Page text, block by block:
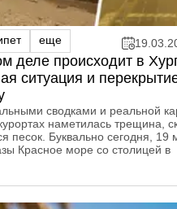
еще
деле происходит в
ситуация и
сводками и реальной
наметилась трещина,
песок. Буквально сегодня, 19
Красное море со столицей в